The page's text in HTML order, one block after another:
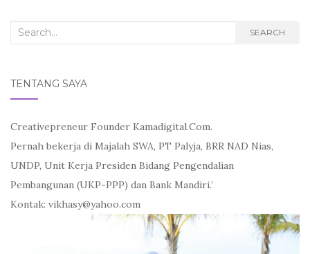
Search
SEARCH
TENTANG SAYA
Creativepreneur Founder Kamadigital.Com.
Pernah bekerja di Majalah SWA, PT Palyja, BRR NAD Nias,
UNDP, Unit Kerja Presiden Bidang Pengendalian
Pembangunan (UKP-PPP) dan Bank Mandiri.’
Kontak: vikhasy@yahoo.com